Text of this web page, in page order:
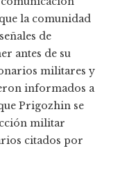
la comunidad
de
antes de su
militares y
informados a
Prigozhin se
militar
citados por